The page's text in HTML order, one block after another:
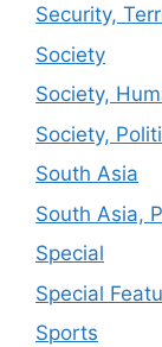
Security,
Society
Society,
Society,
South Asia
South Asia,
Special
Special
Sports